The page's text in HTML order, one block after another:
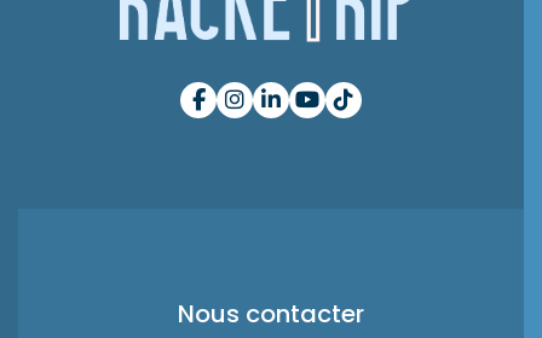
Nous contacter